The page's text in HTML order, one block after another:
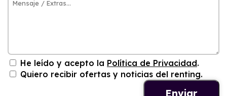
He leído y acepto la Política de Privacidad.
Quiero recibir ofertas y noticias del renting.